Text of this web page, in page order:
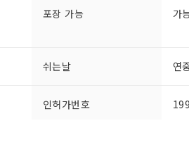
포장 가능 가
쉬는날 연
인허가번호